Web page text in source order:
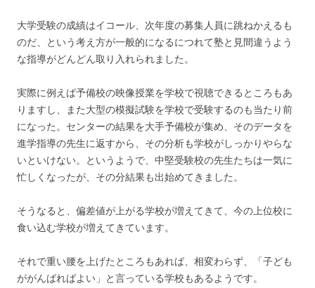
大学受験の成績はイコール、次年度の募集人員に跳ねかえるも
のだ、という考え方が一般的になるにつれて塾と見間違うよう
な指導がどんどん取り入れられました。
実際に例えば予備校の映像授業を学校で視聴できるところもあ
りますし、また大型の模擬試験を学校で受験するのも当たり前
になった。センターの結果を大手予備校が集め、そのデータを
進学指導の先生に返すから、その分析も学校がしっかりやらな
いといけない。というようで、中堅受験校の先生たちは一気に
忙しくなったが、その分結果も出始めてきました。
そうなると、偏差値が上がる学校が増えてきて、今の上位校に
食い込む学校が増えてきています。
それで重い腰を上げたところもあれば、相変わらず、「子ども
ががんばればよい」と言っている学校もあるようです。